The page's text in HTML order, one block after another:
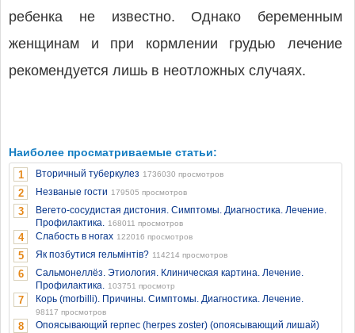
ребенка не известно. Однако беременным
женщинам и при кормлении грудью лечение
рекомендуется лишь в неотложных случаях.
Наиболее просматриваемые статьи:
1 Вторичный туберкулез 1736030 просмотров
2 Незваные гости 179505 просмотров
3
Вегето-сосудистая дистония. Симптомы. Диагностика. Лечение.
Профилактика. 168011 просмотров
4 Слабость в ногах 122016 просмотров
5 Як позбутися гельмінтів? 114214 просмотров
6
Сальмонеллёз. Этиология. Клиническая картина. Лечение.
Профилактика. 103751 просмотр
7 Корь (morbilli). Причины. Симптомы. Диагностика. Лечение.
98117 просмотров
8 Опоясывающий герпес (herpes zoster) (опоясывающий лишай)